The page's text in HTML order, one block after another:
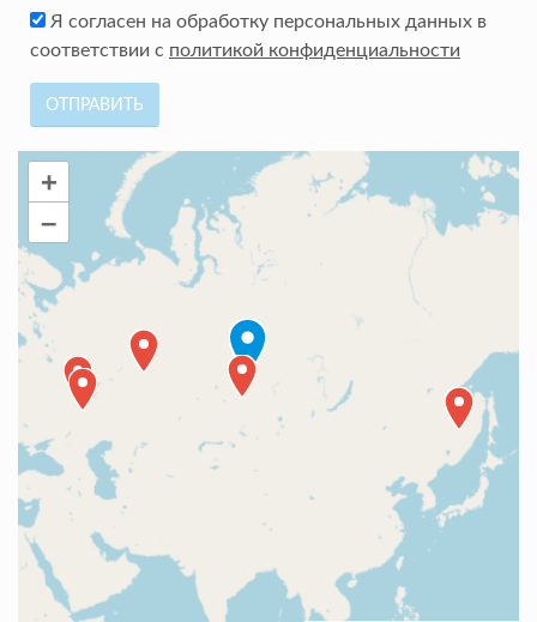
Я согласен на обработку персональных данных в
соответствии с политикой конфиденциальности
ОТПРАВИТЬ
+
–